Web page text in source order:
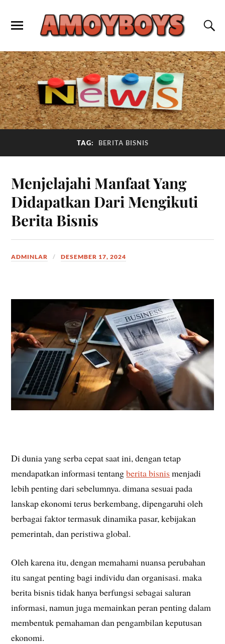
TAG: BERITA BISNIS
Menjelajahi Manfaat Yang
Didapatkan Dari Mengikuti
Berita Bisnis
ADMINLAR DESEMBER 17, 2024
Di dunia yang serba cepat saat ini, dengan tetap
mendapatkan informasi tentangberita bisnis menjadi
lebih penting dari sebelumnya. dimana sesuai pada
lanskap ekonomi terus berkembang, dipengaruhi oleh
berbagai faktor termasuk dinamika pasar, kebijakan
pemerintah, dan peristiwa global.
Oleh karena itu, dengan memahami nuansa perubahan
itu sangat penting bagi individu dan organisasi. maka
berita bisnis tidak hanya berfungsi sebagai saluran
informasi, namun juga memainkan peran penting dalam
membentuk pemahaman dan pengambilan keputusan
ekonomi.